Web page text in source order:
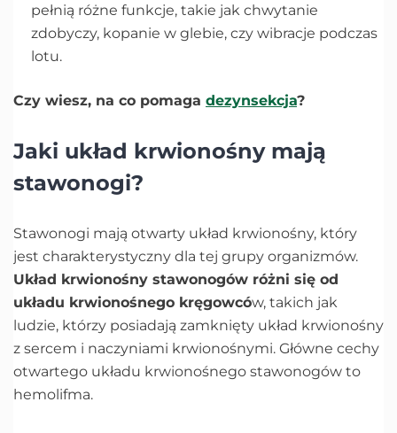
pełnią różne funkcje, takie jak chwytanie
zdobyczy, kopanie w glebie, czy wibracje podczas
lotu.
Czy wiesz, na co pomaga dezynsekcja?
Jaki układ krwionośny mają
stawonogi?
Stawonogi mają otwarty układ krwionośny, który
jest charakterystyczny dla tej grupy organizmów.
Układ krwionośny stawonogów różni się od
układu krwionośnego kręgowców, takich jak
ludzie, którzy posiadają zamknięty układ krwionośny
z sercem i naczyniami krwionośnymi. Główne cechy
otwartego układu krwionośnego stawonogów to
hemolifma.